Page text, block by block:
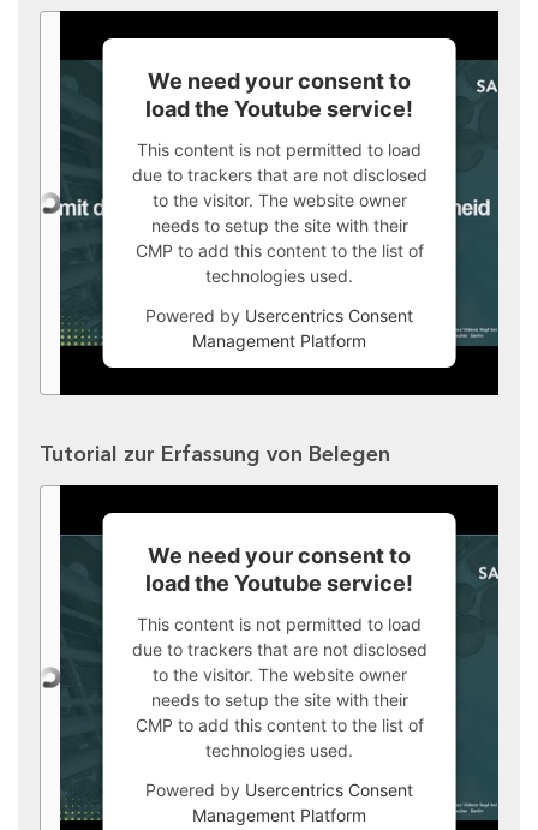
We need your consent to
load the Youtube service!
This content is not permitted to load
due to trackers that are not disclosed
to the visitor. The website owner
needs to setup the site with their
CMP to add this content to the list of
technologies used.
Powered by Usercentrics Consent
Management Platform
Tutorial zur Erfassung von Belegen
We need your consent to
load the Youtube service!
This content is not permitted to load
due to trackers that are not disclosed
to the visitor. The website owner
needs to setup the site with their
CMP to add this content to the list of
technologies used.
Powered by Usercentrics Consent
Management Platform